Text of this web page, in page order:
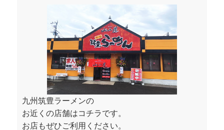
九州筑豊ラーメンの
お近くの店舗はコチラです。
お店もぜひご利用ください。